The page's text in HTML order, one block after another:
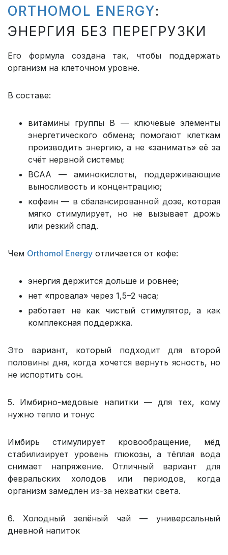
ORTHOMOL ENERGY:
ЭНЕРГИЯ БЕЗ ПЕРЕГРУЗКИ
Его формула создана так, чтобы поддержать
организм на клеточном уровне.
В составе:
витамины группы В — ключевые элементы
энергетического обмена; помогают клеткам
производить энергию, а не «занимать» её за
счёт нервной системы;
BCAA — аминокислоты, поддерживающие
выносливость и концентрацию;
кофеин — в сбалансированной дозе, которая
мягко стимулирует, но не вызывает дрожь
или резкий спад.
Чем Orthomol Energy отличается от кофе:
энергия держится дольше и ровнее;
нет «провала» через 1,5–2 часа;
работает не как чистый стимулятор, а как
комплексная поддержка.
Это вариант, который подходит для второй
половины дня, когда хочется вернуть ясность, но
не испортить сон.
5. Имбирно-медовые напитки — для тех, кому
нужно тепло и тонус
Имбирь стимулирует кровообращение, мёд
стабилизирует уровень глюкозы, а тёплая вода
снимает напряжение. Отличный вариант для
февральских холодов или периодов, когда
организм замедлен из-за нехватки света.
6. Холодный зелёный чай — универсальный
дневной напиток